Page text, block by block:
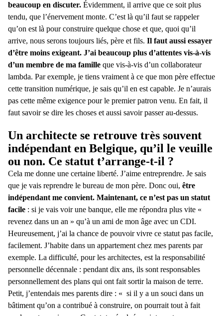
beaucoup en discuter. Évidemment, il arrive que ce soit plus
tendu, que l’énervement monte. C’est là qu’il faut se rappeler
qu’on est là pour construire quelque chose et que, quoi qu’il
arrive, nous serons toujours liés, père et fils. Il faut aussi essayer
d’être moins exigeant. J’ai beaucoup plus d’attentes vis-à-vis
d’un membre de ma famille que vis-à-vis d’un collaborateur
lambda. Par exemple, je tiens vraiment à ce que mon père effectue
cette transition numérique, je sais qu’il en est capable. Je n’aurais
pas cette même exigence pour le premier patron venu. En fait, il
faut savoir se dire les choses et aussi savoir passer au-dessus.
Un architecte se retrouve très souvent
indépendant en Belgique, qu’il le veuille
ou non. Ce statut t’arrange-t-il ?
Cela me donne une certaine liberté. J’aime entreprendre. Je sais
que je vais reprendre le bureau de mon père. Donc oui, être
indépendant me convient. Maintenant, ce n’est pas un statut
facile : si je vais voir une banque, elle me répondra plus vite «
revenez dans un an » qu’à un ami de mon âge avec un CDI.
Heureusement, j’ai la chance de pouvoir vivre ce statut pas facile,
facilement. J’habite dans un appartement chez mes parents par
exemple. La difficulté, pour les architectes, est la responsabilité
personnelle décennale : pendant dix ans, ils sont responsables
personnellement des plans qui ont fait sortir la maison de terre.
Petit, j’entendais mes parents dire : « si il y a un souci dans un
bâtiment qu’on a contribué à construire, on pourrait tout à fait